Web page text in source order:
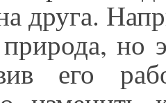
друга.
но
его